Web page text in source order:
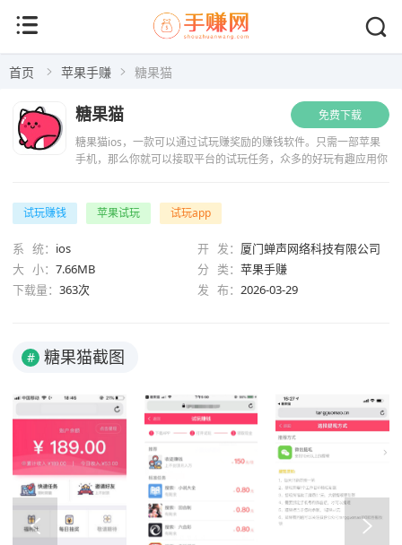
首页 苹果手赚 糖果猫
免费下载
糖果猫ios，一款可以通过试玩赚奖励的赚钱软件。只需一部苹果
手机，那么你就可以接取平台的试玩任务，众多的好玩有趣应用你
糖果猫
试玩赚钱 苹果试玩 试玩app
系 统： ios 开 发： 厦门蝉声网络科技有限公司
大 小： 7.66MB 分 类： 苹果手赚
下载量： 363次 发 布： 2026-03-29
# 糖果猫截图